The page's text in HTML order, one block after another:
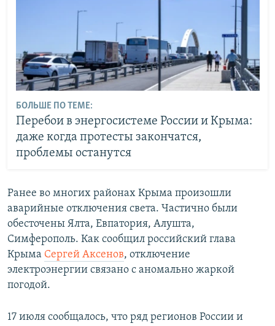
БОЛЬШЕ ПО ТЕМЕ:
Перебои в энергосистеме России и Крыма:
даже когда протесты закончатся,
проблемы останутся
Ранее во многих районах Крыма произошли
аварийные отключения света. Частично были
обесточены Ялта, Евпатория, Алушта,
Симферополь. Как сообщил российский глава
Крыма Сергей Аксенов, отключение
электроэнергии связано с аномально жаркой
погодой.
17 июля сообщалось, что ряд регионов России и